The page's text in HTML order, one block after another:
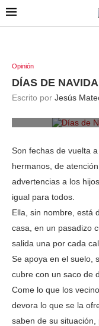
Opinión
DÍAS DE
Escrito por Jesús
Son fechas de vuelta
hermanos, de
advertencias a los
igual para todos.
Ella, sin nombre, está
casa, en un pasadizo
salida una por cada
Se apoya en el suelo,
cubre con un saco de
Come lo que los
devora lo que se la
saben de su